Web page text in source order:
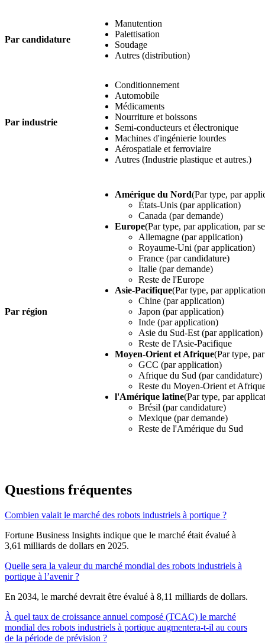
Par candidature
Manutention
Palettisation
Soudage
Autres (distribution)
Par industrie
Conditionnement
Automobile
Médicaments
Nourriture et boissons
Semi-conducteurs et électronique
Machines d'ingénierie lourdes
Aérospatiale et ferroviaire
Autres (Industrie plastique et autres.)
Par région
Amérique du Nord(Par type, par
États-Unis (par application)
Canada (par demande)
Europe(Par type, par application, par
Allemagne (par application)
Royaume-Uni (par application)
France (par candidature)
Italie (par demande)
Reste de l'Europe
Asie-Pacifique(Par type, par
Chine (par application)
Japon (par application)
Inde (par application)
Asie du Sud-Est (par application)
Reste de l'Asie-Pacifique
Moyen-Orient et Afrique(Par type,
GCC (par application)
Afrique du Sud (par candidature)
Reste du Moyen-Orient et
l'Amérique latine(Par type, par
Brésil (par candidature)
Mexique (par demande)
Reste de l'Amérique du Sud
Questions fréquentes
Combien valait le marché des robots industriels à portique ?
Fortune Business Insights indique que le marché était évalué à
3,61 milliards de dollars en 2025.
Quelle sera la valeur du marché mondial des robots industriels à
portique à l’avenir ?
En 2034, le marché devrait être évalué à 8,11 milliards de dollars.
À quel taux de croissance annuel composé (TCAC) le marché
mondial des robots industriels à portique augmentera-t-il au cours
de la période de prévision ?